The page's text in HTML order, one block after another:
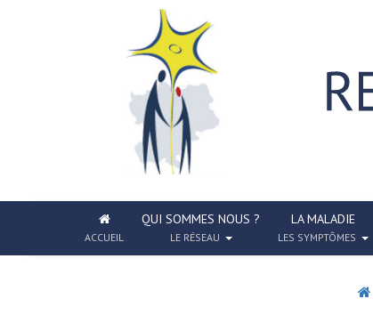
ACCUEIL
QUI SOMMES NOUS ?
LE RÉSEAU
LA MALADIE
LES SYMPTÔMES